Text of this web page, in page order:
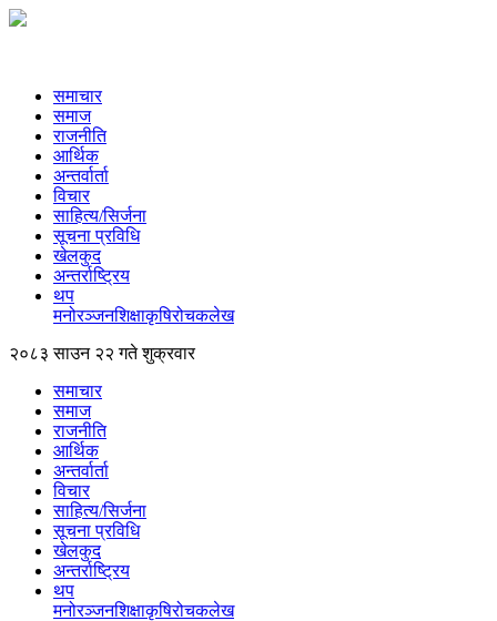
समाचार
समाज
राजनीति
आर्थिक
अन्तर्वार्ता
विचार
साहित्य/सिर्जना
सूचना प्रविधि
खेलकुद
अन्तर्राष्ट्रिय
थप
मनोरञ्‍जनशिक्षाकृषिरोचकलेख
२०८३ साउन २२ गते शुक्रवार
समाचार
समाज
राजनीति
आर्थिक
अन्तर्वार्ता
विचार
साहित्य/सिर्जना
सूचना प्रविधि
खेलकुद
अन्तर्राष्ट्रिय
थप
मनोरञ्‍जनशिक्षाकृषिरोचकलेख